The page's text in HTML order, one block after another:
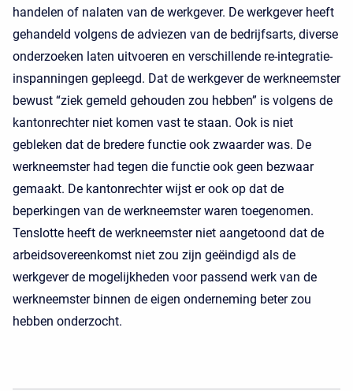
handelen of nalaten van de werkgever. De werkgever heeft
gehandeld volgens de adviezen van de bedrijfsarts, diverse
onderzoeken laten uitvoeren en verschillende re-integratie-
inspanningen gepleegd. Dat de werkgever de werkneemster
bewust “ziek gemeld gehouden zou hebben” is volgens de
kantonrechter niet komen vast te staan. Ook is niet
gebleken dat de bredere functie ook zwaarder was. De
werkneemster had tegen die functie ook geen bezwaar
gemaakt. De kantonrechter wijst er ook op dat de
beperkingen van de werkneemster waren toegenomen.
Tenslotte heeft de werkneemster niet aangetoond dat de
arbeidsovereenkomst niet zou zijn geëindigd als de
werkgever de mogelijkheden voor passend werk van de
werkneemster binnen de eigen onderneming beter zou
hebben onderzocht.